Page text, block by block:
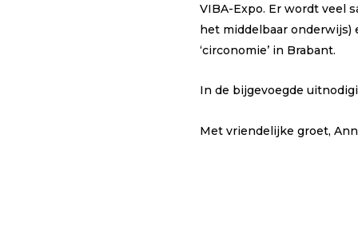
VIBA-Expo. Er wordt veel
het middelbaar onderwijs)
‘circonomie’ in Brabant.
In de bijgevoegde
Met vriendelijke groet,